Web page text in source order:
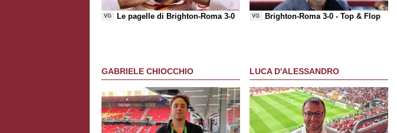
VG Le pagelle di Brighton-Roma 3-0 VG Brighton-Roma 3-0 -Top & Flop
GABRIELE CHIOCCHIO LUCA D'ALESSANDRO